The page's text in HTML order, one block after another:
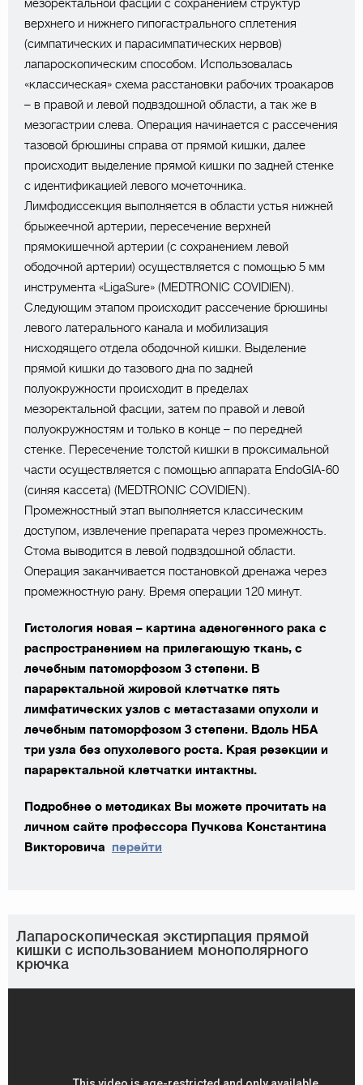
мезоректальной фасции с сохранением структур
верхнего и нижнего гипогастрального сплетения
(симпатических и парасимпатических нервов)
лапароскопическим способом. Использовалась
«классическая» схема расстановки рабочих троакаров
– в правой и левой подвздошной области, а так же в
мезогастрии слева. Операция начинается с рассечения
тазовой брюшины справа от прямой кишки, далее
происходит выделение прямой кишки по задней стенке
с идентификацией левого мочеточника.
Лимфодиссекция выполняется в области устья нижней
брыжеечной артерии, пересечение верхней
прямокишечной артерии (с сохранением левой
ободочной артерии) осуществляется с помощью 5 мм
инструмента «LigaSure» (MEDTRONIC COVIDIEN).
Следующим этапом происходит рассечение брюшины
левого латерального канала и мобилизация
нисходящего отдела ободочной кишки. Выделение
прямой кишки до тазового дна по задней
полуокружности происходит в пределах
мезоректальной фасции, затем по правой и левой
полуокружностям и только в конце – по передней
стенке. Пересечение толстой кишки в проксимальной
части осуществляется с помощью аппарата EndoGIA-60
(синяя кассета) (MEDTRONIC COVIDIEN).
Промежностный этап выполняется классическим
доступом, извлечение препарата через промежность.
Стома выводится в левой подвздошной области.
Операция заканчивается постановкой дренажа через
промежностную рану. Время операции 120 минут.
Гистология новая – картина аденогенного рака с
распространением на прилегающую ткань, с
лечебным патоморфозом 3 степени. В
параректальной жировой клетчатке пять
лимфатических узлов с метаcтазами опухоли и
лечебным патоморфозом 3 степени. Вдоль НБА
три узла без опухолевого роста. Края резекции и
параректальной клетчатки интактны.
Подробнее о методиках Вы можете прочитать на
личном сайте профессора Пучкова Константина
Викторовича перейти
Лапароскопическая экстирпация прямой
кишки с использованием монополярного
крючка